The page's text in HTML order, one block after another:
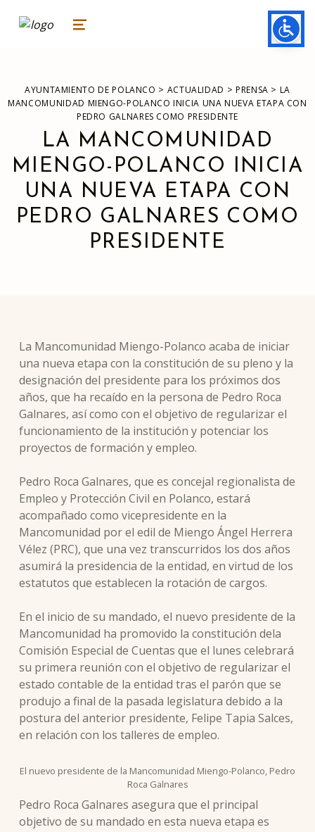
ayuntamiento de polanco
AYUNTAMIENTO DE POLANCO MENU
AYUNTAMIENTO DE POLANCO > ACTUALIDAD > PRENSA > LA
MANCOMUNIDAD MIENGO-POLANCO INICIA UNA NUEVA ETAPA CON
PEDRO GALNARES COMO PRESIDENTE
LA MANCOMUNIDAD
MIENGO-POLANCO INICIA
UNA NUEVA ETAPA CON
PEDRO GALNARES COMO
PRESIDENTE
La Mancomunidad Miengo-Polanco acaba de iniciar
una nueva etapa con la constitución de su pleno y la
designación del presidente para los próximos dos
años, que ha recaído en la persona de Pedro Roca
Galnares, así como con el objetivo de regularizar el
funcionamiento de la institución y potenciar los
proyectos de formación y empleo.
Pedro Roca Galnares, que es concejal regionalista de
Empleo y Protección Civil en Polanco, estará
acompañado como vicepresidente en la
Mancomunidad por el edil de Miengo Ángel Herrera
Vélez (PRC), que una vez transcurridos los dos años
asumirá la presidencia de la entidad, en virtud de los
estatutos que establecen la rotación de cargos.
En el inicio de su mandado, el nuevo presidente de la
Mancomunidad ha promovido la constitución dela
Comisión Especial de Cuentas que el lunes celebrará
su primera reunión con el objetivo de regularizar el
estado contable de la entidad tras el parón que se
produjo a final de la pasada legislatura debido a la
postura del anterior presidente, Felipe Tapia Salces,
en relación con los talleres de empleo.
El nuevo presidente de la Mancomunidad Miengo-Polanco, Pedro
Roca Galnares
Pedro Roca Galnares asegura que el principal
objetivo de su mandado en esta nueva etapa es